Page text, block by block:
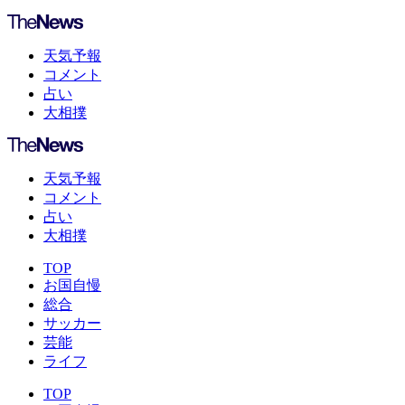
天気予報
コメント
占い
大相撲
天気予報
コメント
占い
大相撲
TOP
お国自慢
総合
サッカー
芸能
ライフ
TOP